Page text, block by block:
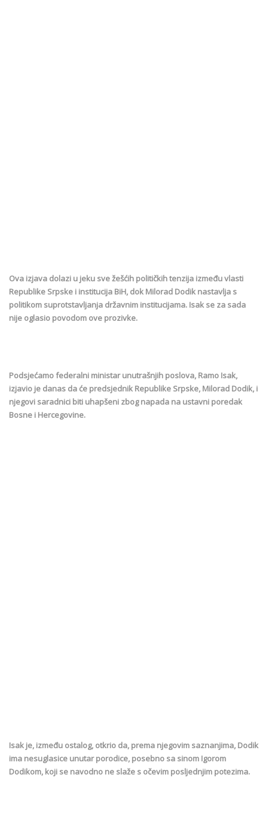
Ova izjava dolazi u jeku sve žešćih političkih tenzija između vlasti
Republike Srpske i institucija BiH, dok Milorad Dodik nastavlja s
politikom suprotstavljanja državnim institucijama. Isak se za sada
nije oglasio povodom ove prozivke.
Podsjećamo federalni ministar unutrašnjih poslova, Ramo Isak,
izjavio je danas da će predsjednik Republike Srpske, Milorad Dodik, i
njegovi saradnici biti uhapšeni zbog napada na ustavni poredak
Bosne i Hercegovine.
Isak je, između ostalog, otkrio da, prema njegovim saznanjima, Dodik
ima nesuglasice unutar porodice, posebno sa sinom Igorom
Dodikom, koji se navodno ne slaže s očevim posljednjim potezima.